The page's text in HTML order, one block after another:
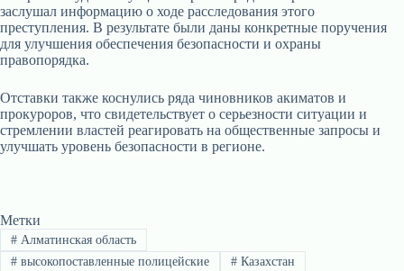
заслушал информацию о ходе расследования этого
преступления. В результате были даны конкретные поручения
для улучшения обеспечения безопасности и охраны
правопорядка.
Отставки также коснулись ряда чиновников акиматов и
прокуроров, что свидетельствует о серьезности ситуации и
стремлении властей реагировать на общественные запросы и
улучшать уровень безопасности в регионе.
Метки
#Алматинская область
#высокопоставленные полицейские #Казахстан